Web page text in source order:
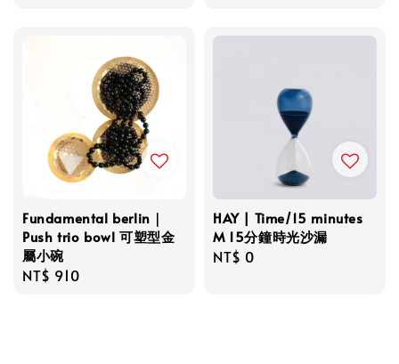
Fundamental berlin｜
Push trio bowl 可塑型金
屬小碗
Regular
NT$ 910
HAY | Time/15 minutes
M 15分鐘時光沙漏
Regular
NT$ 0